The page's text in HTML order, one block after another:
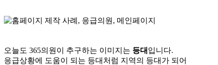
오늘도 365의원이 추구하는 이미지는 등대 입니다.
응급상황에 도움이 되는 등대처럼 지역의 등대가 되어